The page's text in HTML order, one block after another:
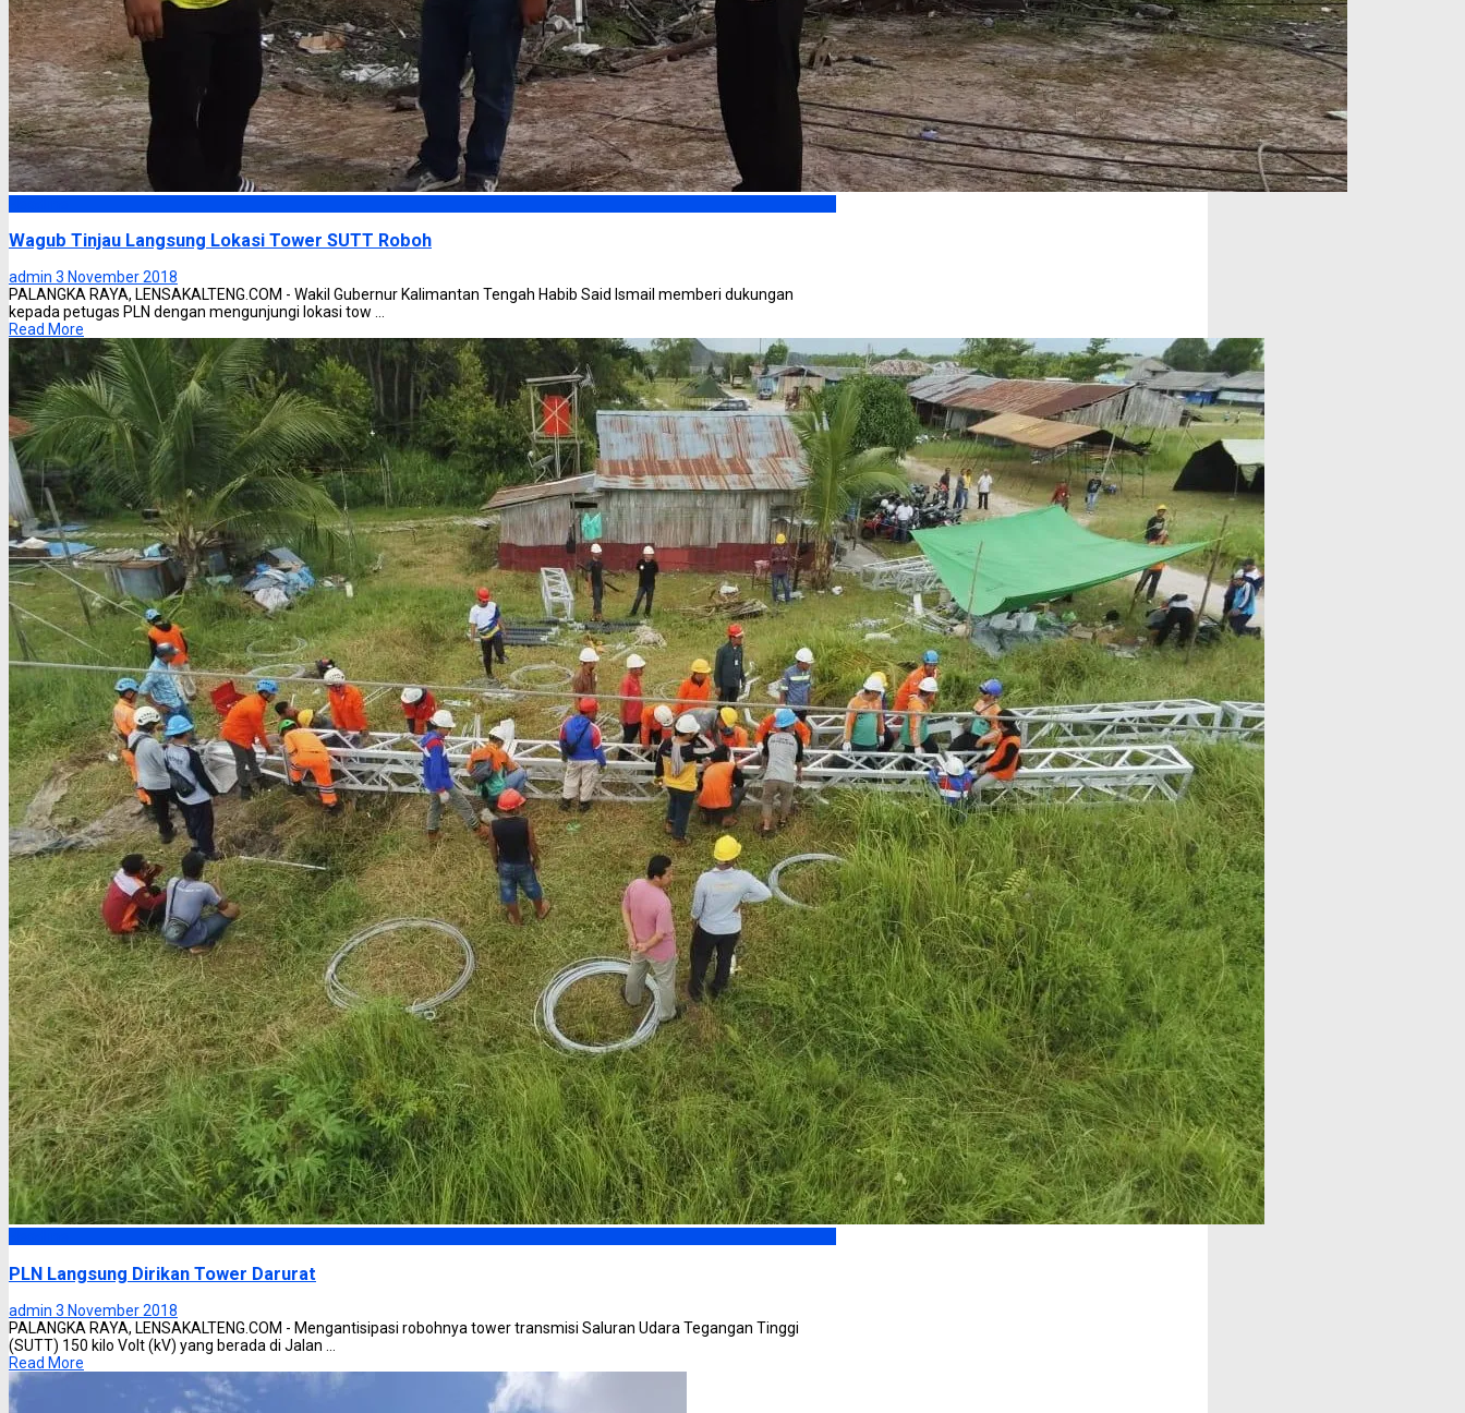
Wagub Tinjau Langsung Lokasi Tower SUTT Roboh
admin 3 November 2018
PALANGKA RAYA, LENSAKALTENG.COM - Wakil Gubernur Kalimantan Tengah Habib Said Ismail memberi dukungan
kepada petugas PLN dengan mengunjungi lokasi tow ...
Read More
PLN Langsung Dirikan Tower Darurat
admin 3 November 2018
PALANGKA RAYA, LENSAKALTENG.COM - Mengantisipasi robohnya tower transmisi Saluran Udara Tegangan Tinggi
(SUTT) 150 kilo Volt (kV) yang berada di Jalan ...
Read More